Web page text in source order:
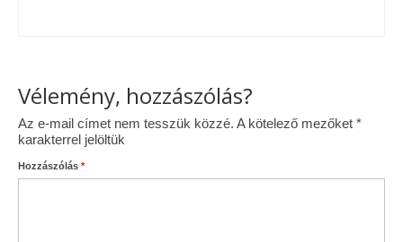
Vélemény, hozzászólás?
Az e-mail címet nem tesszük közzé. A kötelező mezőket *
karakterrel jelöltük
Hozzászólás *